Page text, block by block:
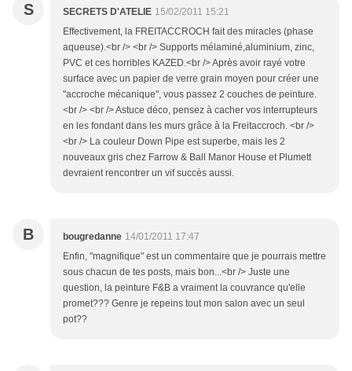
S SECRETS D'ATELIE 15/02/2011 15:21
Effectivement, la FREITACCROCH fait des miracles (phase
aqueuse).<br /> <br /> Supports mélaminé,aluminium, zinc,
PVC et ces horribles KAZED.<br /> Après avoir rayé votre
surface avec un papier de verre grain moyen pour créer une
"accroche mécanique", vous passez 2 couches de peinture.
<br /> <br /> Astuce déco, pensez à cacher vos interrupteurs
en les fondant dans les murs grâce à la Freitaccroch. <br />
<br /> La couleur Down Pipe est superbe, mais les 2
nouveaux gris chez Farrow & Ball Manor House et Plumett
devraient rencontrer un vif succès aussi.
B bougredanne 14/01/2011 17:47
Enfin, "magnifique" est un commentaire que je pourrais mettre
sous chacun de tes posts, mais bon...<br /> Juste une
question, la peinture F&B a vraiment la couvrance qu'elle
promet??? Genre je repeins tout mon salon avec un seul
pot??